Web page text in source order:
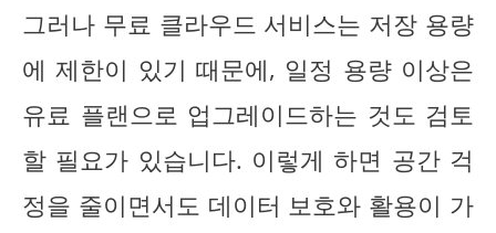
그러나 무료 클라우드 서비스는 저장 용량
에 제한이 있기 때문에, 일정 용량 이상은
유료 플랜으로 업그레이드하는 것도 검토
할 필요가 있습니다. 이렇게 하면 공간 걱
정을 줄이면서도 데이터 보호와 활용이 가